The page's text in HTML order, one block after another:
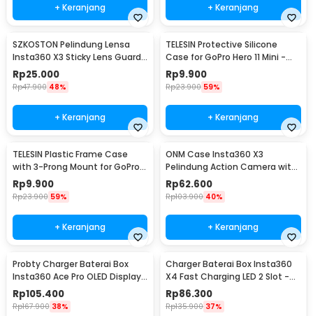
+ Keranjang + Keranjang
SZKOSTON Pelindung Lensa
Insta360 X3 Sticky Lens Guard
Protector - SKX3
Rp25.000
Rp47.900 48%
+ Keranjang
TELESIN Protective Silicone
Case for GoPro Hero 11 Mini -
SPS-001
Rp9.900
Rp23.900 59%
+ Keranjang
TELESIN Plastic Frame Case
with 3-Prong Mount for GoPro
HERO11 Mini - FMS-002
Rp9.900
Rp23.900 59%
+ Keranjang
ONM Case Insta360 X3
Pelindung Action Camera with
Lens Cap Protector - ONM-X3
Rp62.600
Rp103.900 40%
+ Keranjang
Probty Charger Baterai Box
Insta360 Ace Pro OLED Display
3 Slot - PRO-001
Rp105.400
Rp167.900 38%
Charger Baterai Box Insta360
X4 Fast Charging LED 2 Slot -
CH2-X4-02
Rp86.300
Rp135.900 37%